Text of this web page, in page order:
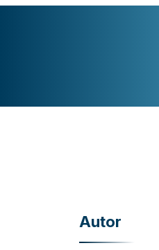
Autor